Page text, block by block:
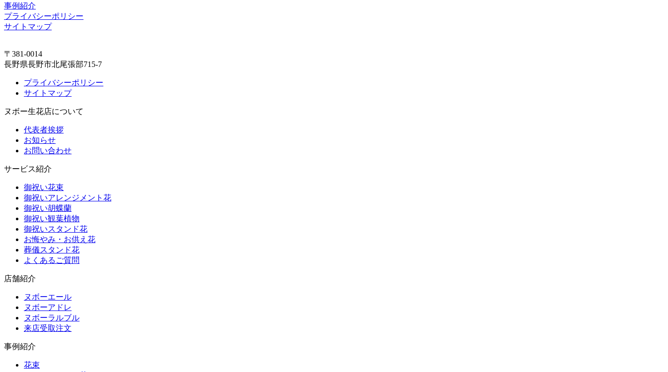
事例紹介
プライバシーポリシー
サイトマップ
〒381-0014
長野県長野市北尾張部715-7
プライバシーポリシー
サイトマップ
ヌボー生花店について
代表者挨拶
お知らせ
お問い合わせ
サービス紹介
御祝い花束
御祝いアレンジメント花
御祝い胡蝶蘭
御祝い観葉植物
御祝いスタンド花
お悔やみ・お供え花
葬儀スタンド花
よくあるご質問
店舗紹介
ヌボーエール
ヌボーアドレ
ヌボーラルブル
来店受取注文
事例紹介
花束